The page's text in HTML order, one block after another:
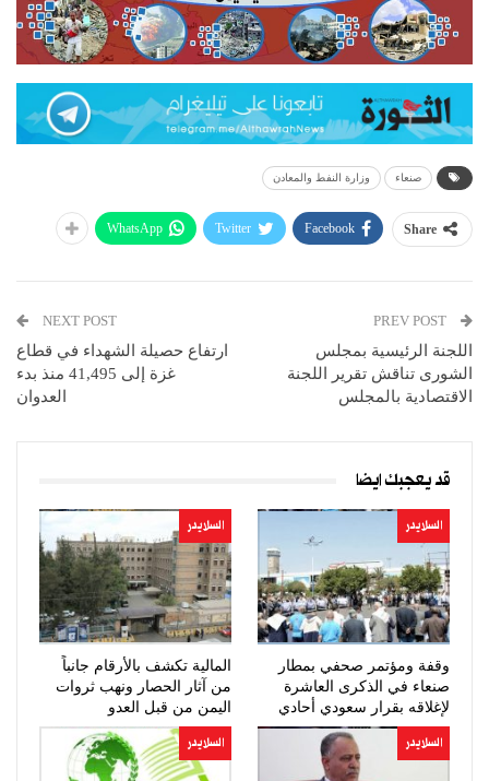
صنعاء وزارة النفط والمعادن
Share
Facebook
Twitter
WhatsApp
اللجنة الرئيسية بمجلس
الشورى تناقش تقرير اللجنة
الاقتصادية بالمجلس
NEXT POST
ارتفاع حصيلة الشهداء في قطاع
غزة إلى 41,495 منذ بدء
العدوان
قد يعجبك ايضا
السلايدر
وقفة ومؤتمر صحفي بمطار
صنعاء في الذكرى العاشرة
لإغلاقه بقرار سعودي أحادي
السلايدر
المالية تكشف بالأرقام جانباً
من آثار الحصار ونهب ثروات
اليمن من قبل العدو
السعودي…
السلايدر السلايدر